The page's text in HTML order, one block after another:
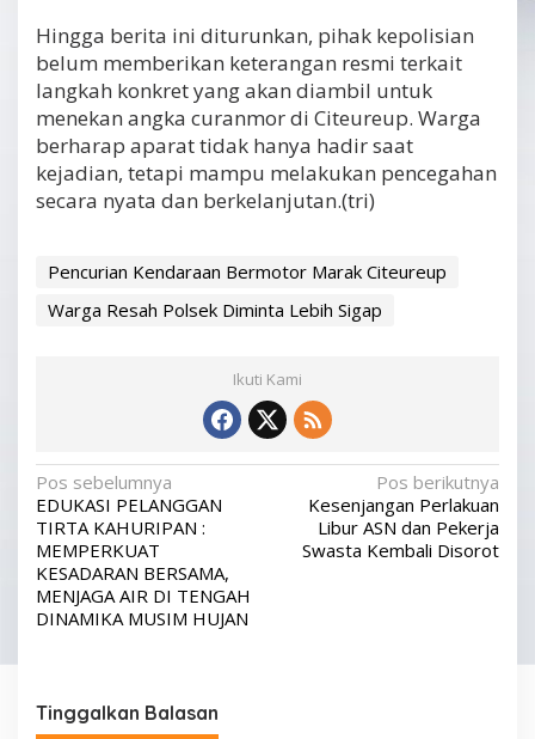
Hingga berita ini diturunkan, pihak kepolisian
belum memberikan keterangan resmi terkait
langkah konkret yang akan diambil untuk
menekan angka curanmor di Citeureup. Warga
berharap aparat tidak hanya hadir saat
kejadian, tetapi mampu melakukan pencegahan
secara nyata dan berkelanjutan.(tri)
Pencurian Kendaraan Bermotor Marak Citeureup
Warga Resah Polsek Diminta Lebih Sigap
Ikuti Kami
N
a
v
i
g
i
Pos sebelumnya
EDUKASI PELANGGAN
TIRTA KAHURIPAN :
MEMPERKUAT
KESADARAN BERSAMA,
MENJAGA AIR DI TENGAH
DINAMIKA MUSIM HUJAN
Pos berikutnya
Kesenjangan Perlakuan
Libur ASN dan Pekerja
Swasta Kembali Disorot
Tinggalkan Balasan